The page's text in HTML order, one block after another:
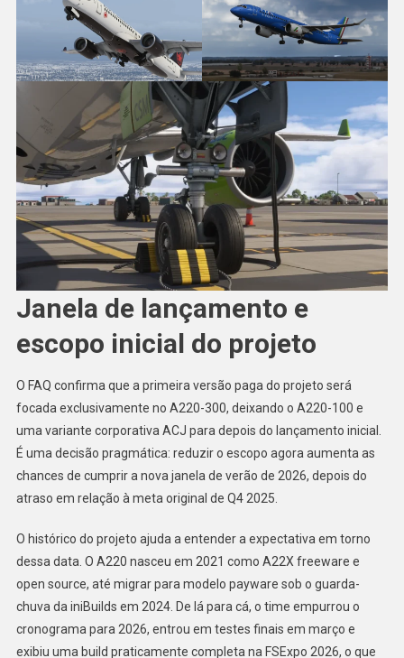
Janela de lançamento e
escopo inicial do projeto
O FAQ confirma que a primeira versão paga do projeto será
focada exclusivamente no A220-300, deixando o A220-100 e
uma variante corporativa ACJ para depois do lançamento inicial.
É uma decisão pragmática: reduzir o escopo agora aumenta as
chances de cumprir a nova janela de verão de 2026, depois do
atraso em relação à meta original de Q4 2025.
O histórico do projeto ajuda a entender a expectativa em torno
dessa data. O A220 nasceu em 2021 como A22X freeware e
open source, até migrar para modelo payware sob o guarda-
chuva da iniBuilds em 2024. De lá para cá, o time empurrou o
cronograma para 2026, entrou em testes finais em março e
exibiu uma build praticamente completa na FSExpo 2026, o que